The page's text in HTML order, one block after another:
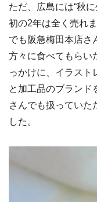
ただ、広島には“秋
初の2年は全く売れ
でも阪急梅田本店さ
方々に食べてもらい
っかけに、イラスト
と加工品のブランド
さんでも扱っていた
した。